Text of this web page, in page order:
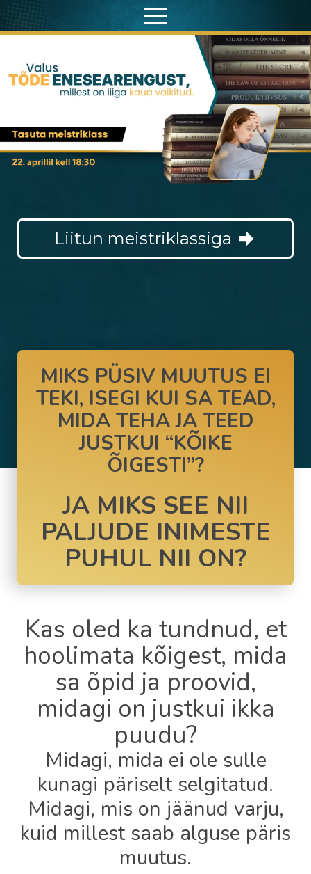
Liitun meistriklassiga
MIKS PÜSIV MUUTUS EI
TEKI, ISEGI KUI SA TEAD,
MIDA TEHA JA TEED
JUSTKUI “KÕIKE
ÕIGESTI”?
JA MIKS SEE NII
PALJUDE INIMESTE
PUHUL NII ON?
Kas oled ka tundnud, et
hoolimata kõigest, mida
sa õpid ja proovid,
midagi on justkui ikka
puudu?
Midagi, mida ei ole sulle
kunagi päriselt selgitatud.
Midagi, mis on jäänud varju,
kuid millest saab alguse päris
muutus.